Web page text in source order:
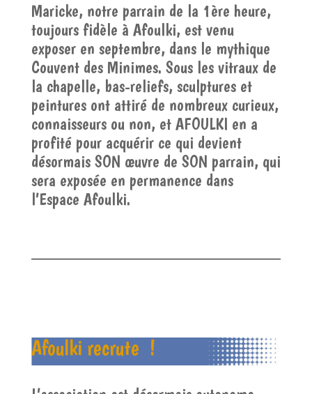
Maricke, notre parrain de la 1ère heure,
toujours fidèle à Afoulki, est venu
exposer en septembre, dans le mythique
Couvent des Minimes. Sous les vitraux de
la chapelle, bas-reliefs, sculptures et
peintures ont attiré de nombreux curieux,
connaisseurs ou non, et AFOULKI en a
profité pour acquérir ce qui devient
désormais SON œuvre de SON parrain, qui
sera exposée en permanence dans
l’Espace Afoulki.
Afoulki recrute !